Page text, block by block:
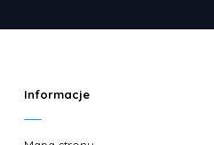
Informacje